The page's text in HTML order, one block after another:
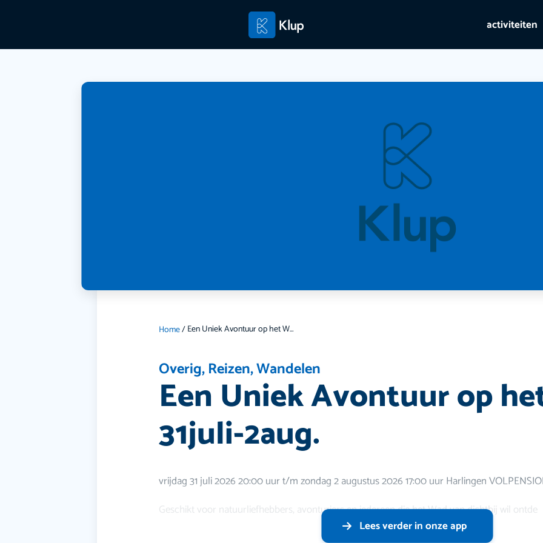
activiteiten
Home/ Een Uniek Avontuur op het Wad 31juli-2aug.
Overig,Reizen,Wandelen
Een Uniek Avontuur op
31juli-2aug.
vrijdag 31 juli 2026 20:00 uur t/m zondag 2 augustus 2026 17:00 uur Harlingen
Geschikt voor natuurliefhebbers, avonturiers en iedereen die het Wad van dichtbij wil ontde
Lees verder in onze app